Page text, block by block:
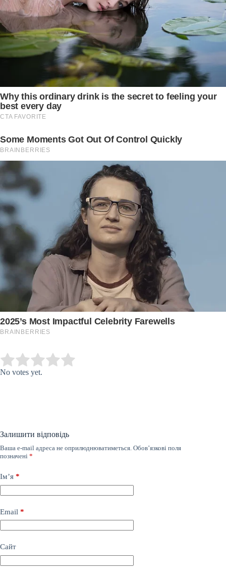
Rate this item:
No votes yet.
Залишити відповідь
Ваша e-mail адреса не оприлюднюватиметься. Обов’язкові поля
позначені *
Ім’я *
Email *
Сайт